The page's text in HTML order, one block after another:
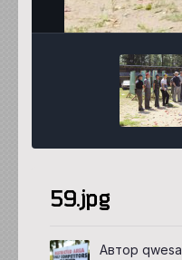
59.jpg
Автор qwesa